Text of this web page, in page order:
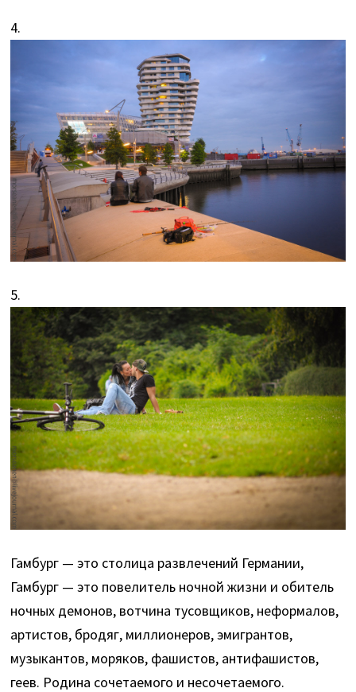
4.
5.
Гамбург — это столица развлечений Германии,
Гамбург — это повелитель ночной жизни и обитель
ночных демонов, вотчина тусовщиков, неформалов,
артистов, бродяг, миллионеров, эмигрантов,
музыкантов, моряков, фашистов, антифашистов,
геев. Родина сочетаемого и несочетаемого.